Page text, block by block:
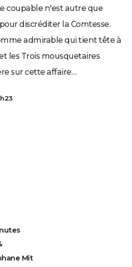
coupable n'est autre que
discréditer la Comtesse.
admirable qui tient tête à
les Trois mousquetaires
sur cette affaire…
Mit